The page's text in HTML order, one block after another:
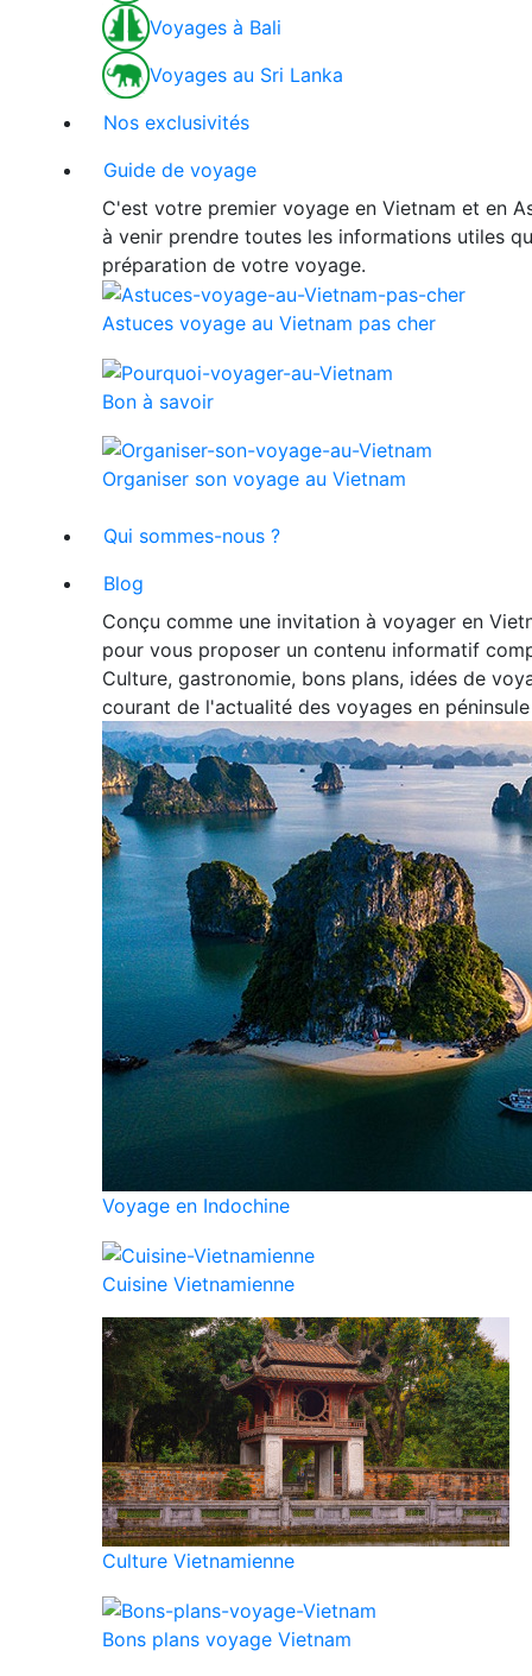
Voyages à Bali
Voyages au Sri Lanka
Nos exclusivités
Guide de voyage
C'est votre premier voyage en Vietnam et en
à venir prendre toutes les informations utiles
préparation de votre voyage.
Astuces voyage au Vietnam pas cher
Bon à savoir
Organiser son voyage au Vietnam
Qui sommes-nous ?
Blog
Conçu comme une invitation à voyager en
pour vous proposer un contenu informatif
Culture, gastronomie, bons plans, idées de
courant de l'actualité des voyages en
Voyage en Indochine
Cuisine Vietnamienne
Culture Vietnamienne
Bons plans voyage Vietnam